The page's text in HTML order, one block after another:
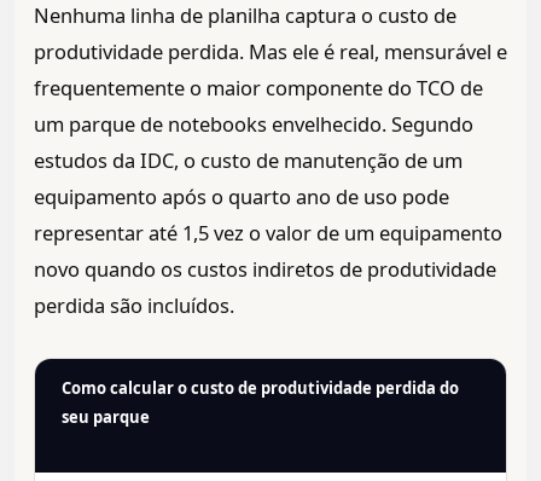
Nenhuma linha de planilha captura o custo de
produtividade perdida. Mas ele é real, mensurável e
frequentemente o maior componente do TCO de
um parque de notebooks envelhecido. Segundo
estudos da IDC, o custo de manutenção de um
equipamento após o quarto ano de uso pode
representar até 1,5 vez o valor de um equipamento
novo quando os custos indiretos de produtividade
perdida são incluídos.
Como calcular o custo de produtividade perdida do
seu parque